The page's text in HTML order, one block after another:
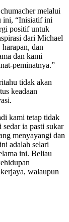
melalui
ini, “Inisiatif ini
positif untuk
dari Michael
dan
dan kami
peminatnya.”
tidak akan
keadaan
kami tetap tidak
ia pasti sukar
menyayangi dan
adalah selari
ini. Beliau
walaupun